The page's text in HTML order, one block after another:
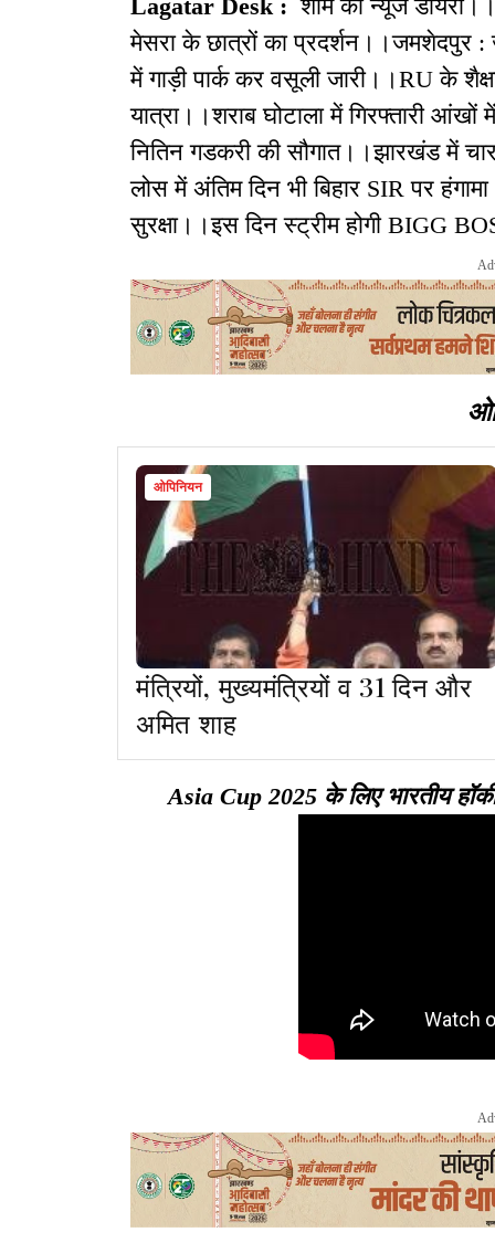
Lagatar Desk :शाम की न्यूज
मेसरा के छात्रों का प्रदर्शन।।जमशेदपुर :
में गाड़ी पार्क कर वसूली जारी।।RU के
यात्रा।।शराब घोटाला में गिरफ्तारी
नितिन गडकरी की सौगात।।झारखंड में
लोस में अंतिम दिन भी बिहार SIR पर
सुरक्षा।।इस दिन स्ट्रीम होगी BIGG
ओपिनियन
मंत्रियों, मुख्यमंत्रियों व 31 दिन और
अमित शाह
Asia Cup 2025 के लिए भारतीय